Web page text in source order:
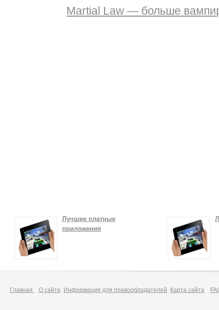
Martial Law — больше
Лучшие платные
приложения
Главная О сайте Информация для правообладателей Карта сайта